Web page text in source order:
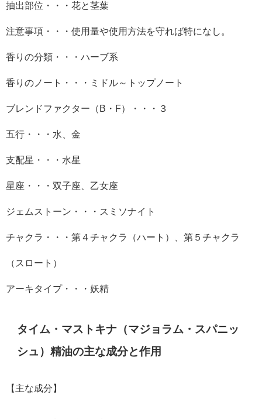
抽出部位・・・花と茎葉
注意事項・・・使用量や使用方法を守れば特になし。
香りの分類・・・ハーブ系
香りのノート・・・ミドル～トップノート
ブレンドファクター（ B ・ F）・・・３
五行・・・水、金
支配星・・・水星
星座・・・双子座、乙女座
ジェムストーン・・・スミソナイト
チャクラ・・・第４チャクラ（ハート）、第５チャクラ
（スロート）
アーキタイプ・・・妖精
タイム・マストキナ（マジョラム・スパニッ
シュ）精油の主な成分と作用
【主な成分】